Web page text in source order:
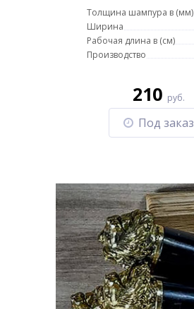
Толщина шампура в (мм)
Ширина
Рабочая длина в (см)
Производство
210 руб.
Под заказ